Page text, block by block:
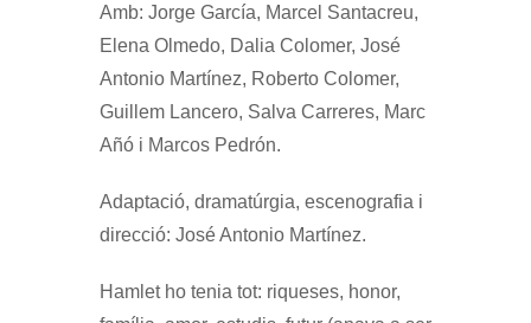
Amb: Jorge García, Marcel Santacreu,
Elena Olmedo, Dalia Colomer, José
Antonio Martínez, Roberto Colomer,
Guillem Lancero, Salva Carreres, Marc
Añó i Marcos Pedrón.
Adaptació, dramatúrgia, escenografia i
direcció: José Antonio Martínez.
Hamlet ho tenia tot: riqueses, honor,